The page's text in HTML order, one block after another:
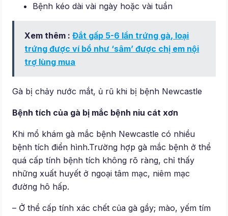
Bệnh kéo dài vài ngày hoặc vài tuần
Xem thêm :Đắt gấp 5-6 lần trứng gà, loại
trứng được ví bổ như ‘sâm’ được chị em nội
trợ lùng mua
Gà bị chảy nước mắt, ủ rũ khi bị bệnh Newcastle
Bệnh tích của gà bị mắc bệnh niu cát xơn
Khi mổ khám gà mắc bệnh Newcastle có nhiều
bệnh tích điển hình.Trường hợp gà mắc bệnh ở thể
quá cấp tính bệnh tích không rõ ràng, chỉ thấy
những xuất huyết ở ngoại tâm mạc, niêm mạc
đường hô hấp.
– Ở thể cấp tính xác chết của gà gầy; mào, yếm tím